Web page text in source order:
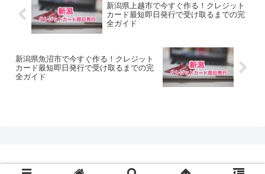
新潟県上越市で今すぐ作る！クレジット
カード最短即日発行で受け取るまでの完
全ガイド
新潟県魚沼市で今すぐ作る！クレジット
カード最短即日発行で受け取るまでの完
全ガイド